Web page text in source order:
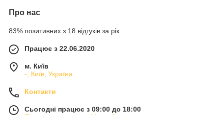
Про нас
83% позитивних з 18 відгуків за рік
Працює з 22.06.2020
м. Київ
-, Київ, Україна
Контакти
Сьогодні працює з 09:00 до 18:00